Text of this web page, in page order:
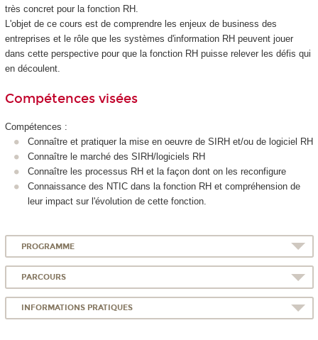
très concret pour la fonction RH.
L'objet de ce cours est de comprendre les enjeux de business des
entreprises et le rôle que les systèmes d'information RH peuvent jouer
dans cette perspective pour que la fonction RH puisse relever les défis qui
en découlent.
Compétences visées
Compétences :
Connaître et pratiquer la mise en oeuvre de SIRH et/ou de logiciel RH
Connaître le marché des SIRH/logiciels RH
Connaître les processus RH et la façon dont on les reconfigure
Connaissance des NTIC dans la fonction RH et compréhension de
leur impact sur l'évolution de cette fonction.
PROGRAMME
PARCOURS
INFORMATIONS PRATIQUES